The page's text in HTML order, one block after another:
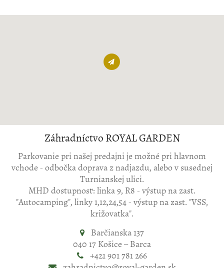
Záhradníctvo ROYAL GARDEN
Parkovanie pri našej predajni je možné pri hlavnom
vchode - odbočka doprava z nadjazdu, alebo v susednej
Turnianskej ulici.
MHD dostupnosť: linka 9, R8 - výstup na zast.
"Autocamping", linky 1,12,24,54 - výstup na zast. "VSS,
križovatka".
Barčianska 137
040 17 Košice – Barca
+421 901 781 266